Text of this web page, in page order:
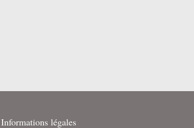
Informations légales